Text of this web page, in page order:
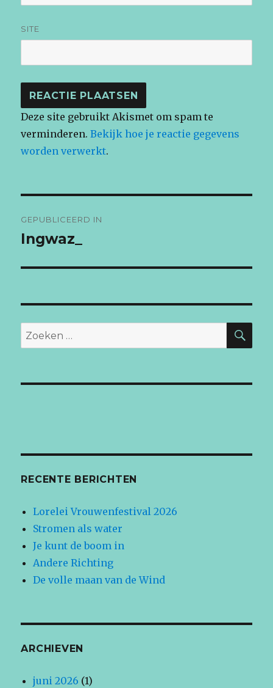
SITE
Deze site gebruikt Akismet om spam te
verminderen.Bekijk hoe je reactie gegevens
worden verwerkt.
navigatie
GEPUBLICEERD IN
Ingwaz_
Zoeken
naar:
RECENTE BERICHTEN
Lorelei Vrouwenfestival 2026
Stromen als water
Je kunt de boom in
Andere Richting
De volle maan van de Wind
ARCHIEVEN
juni 2026 (1)